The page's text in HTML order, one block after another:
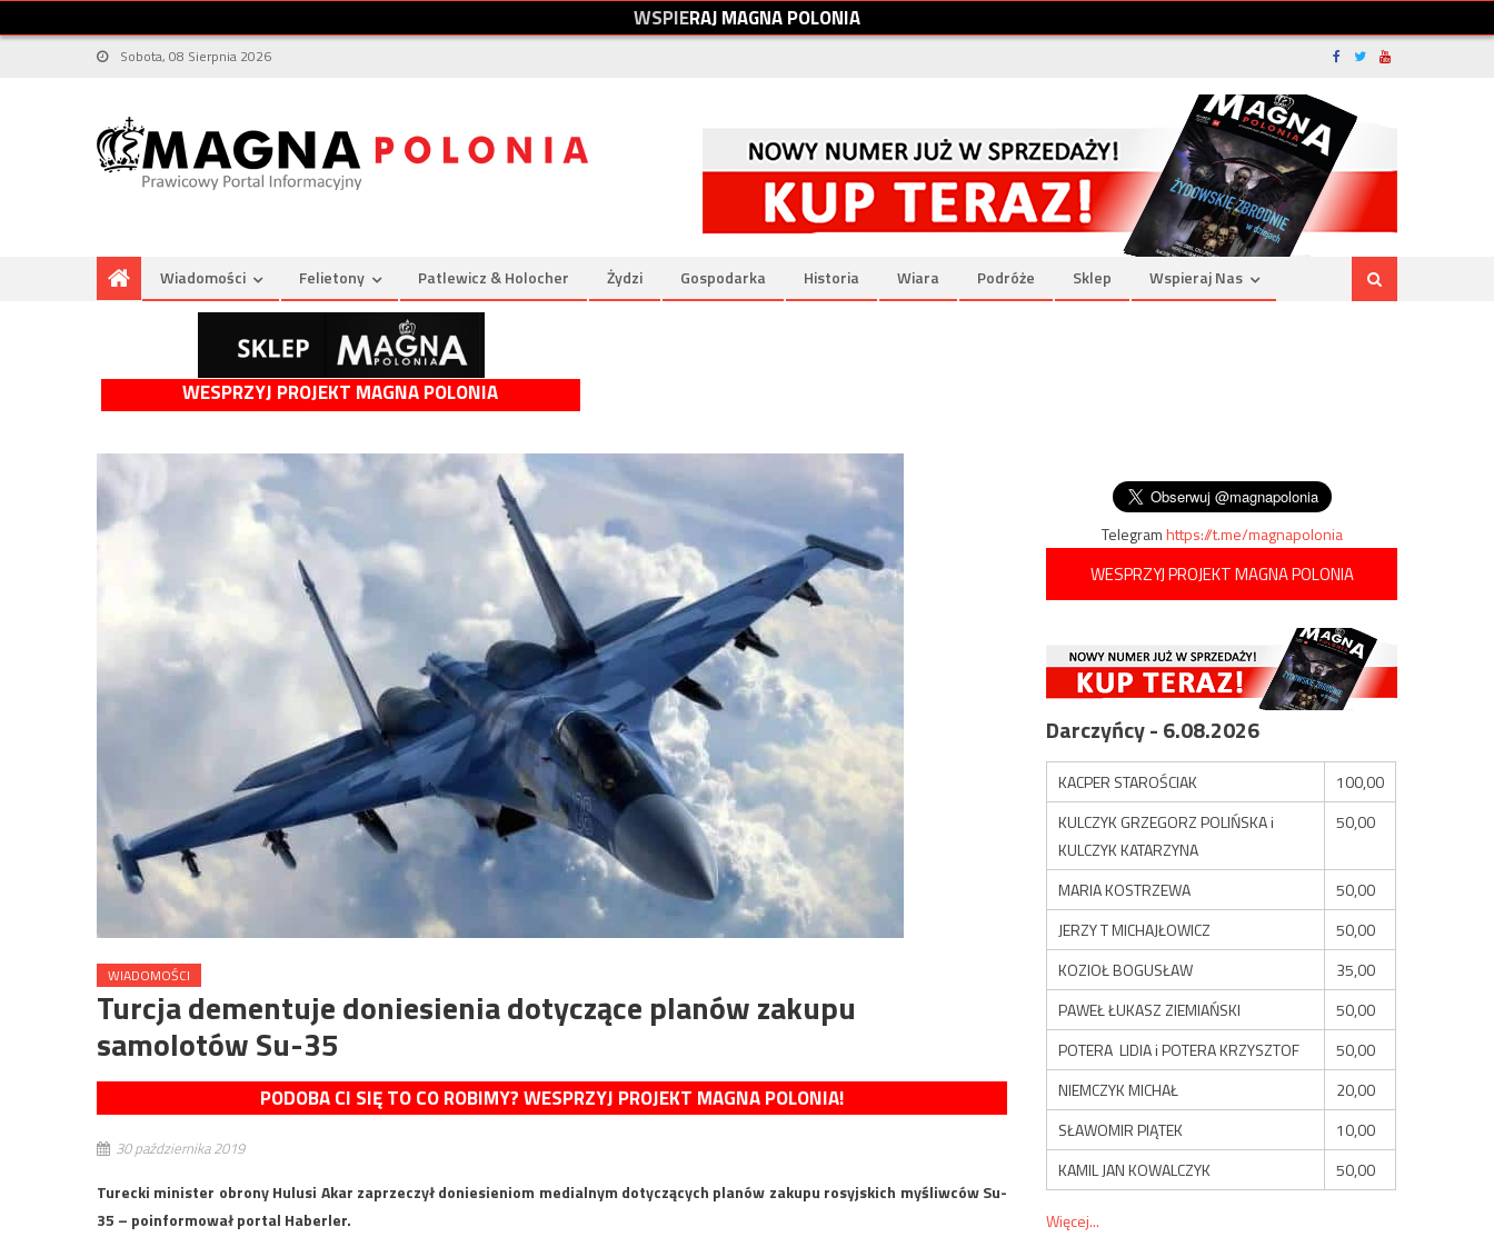
WSPIERAJMAGNAPOLONIA
Sobota, 08 Sierpnia 2026
Wiadomości Felietony Patlewicz & Holocher Żydzi Gospodarka Historia Wiara Podróże Sklep Wspieraj Nas
WESPRZYJ PROJEKT MAGNA POLONIA
WIADOMOŚCI
Turcja dementuje doniesienia dotyczące planów zakupu
samolotów Su-35
PODOBA CI SIĘ TO CO ROBIMY? WESPRZYJ PROJEKT MAGNA POLONIA!
30 października 2019
Turecki minister obrony Hulusi Akar zaprzeczył doniesieniom medialnym dotyczących planów zakupu rosyjskich myśliwców Su-
35 – poinformował portal Haberler.
Telegramhttps://t.me/magnapolonia
WESPRZYJ PROJEKT MAGNA POLONIA
Darczyńcy - 6.08.2026
KACPER STAROŚCIAK
100,00
KULCZYK GRZEGORZ POLIŃSKA i
KULCZYK KATARZYNA
50,00
MARIA KOSTRZEWA
50,00
JERZY T MICHAJŁOWICZ
50,00
KOZIOŁ BOGUSŁAW
35,00
PAWEŁ ŁUKASZ ZIEMIAŃSKI
50,00
POTERA LIDIA i POTERA KRZYSZTOF
50,00
NIEMCZYK MICHAŁ
20,00
SŁAWOMIR PIĄTEK
10,00
KAMIL JAN KOWALCZYK
50,00
Więcej...